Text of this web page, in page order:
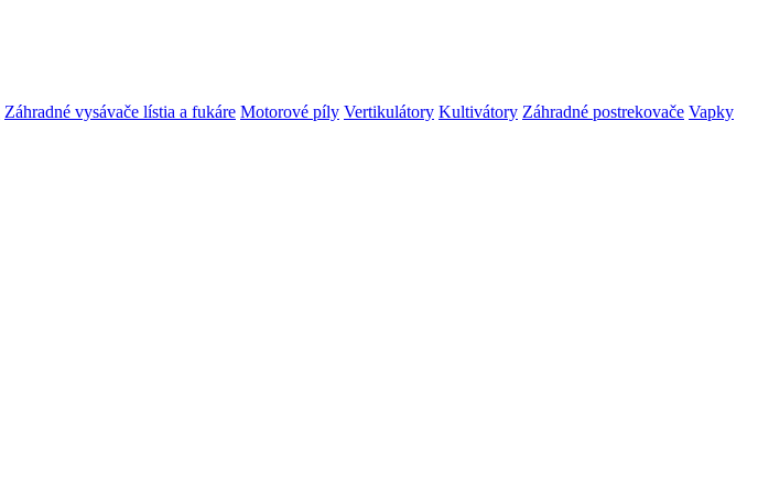
Záhradné vysávače lístia a fukáre Motorové píly Vertikulátory Kultivátory Záhradné postrekovače Vapky